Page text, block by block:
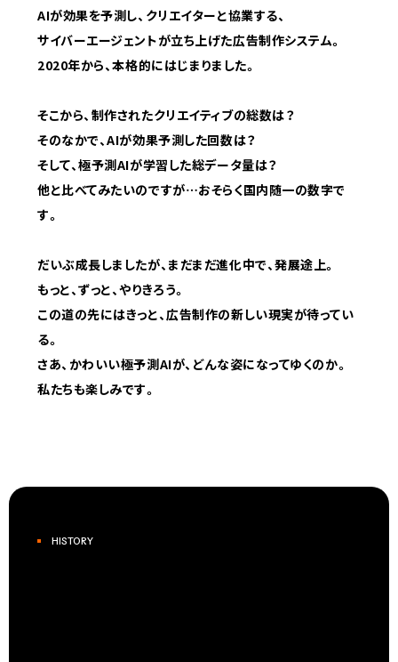
AIが効果を予測し、クリエイターと協業する、
サイバーエージェントが立ち上げた広告制作システム。
2020年から、本格的にはじまりました。
そこから、制作されたクリエイティブの総数は？
そのなかで、AIが効果予測した回数は？
そして、極予測AIが学習した総データ量は？
他と比べてみたいのですが…おそらく国内随一の数字で
す。
だいぶ成長しましたが、まだまだ進化中で、発展途上。
もっと、ずっと、やりきろう。
この道の先にはきっと、広告制作の新しい現実が待ってい
る。
さあ、かわいい極予測AIが、どんな姿になってゆくのか。
私たちも楽しみです。
HISTORY